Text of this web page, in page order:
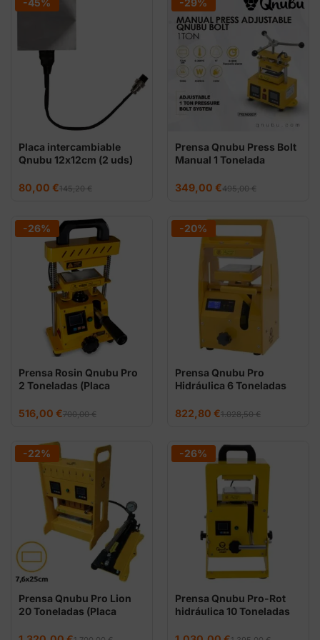
hasta
259,00 €
Placa intercambiable
Qnubu 12x12cm (2 uds)
145,20€
El
precio
145,20 €.
80,00 €
El
precio
80,00 €.
Prensa Qnubu Press Bolt
Manual 1 Tonelada
495,00€
El
precio
495,00 €.
349,00 €
El
precio
349,00 €.
-26%
Prensa Rosin Qnubu Pro
2 Toneladas (Placa
700,00€
El
precio
700,00 €.
516,00 €
El
precio
516,00 €.
-20%
Prensa Qnubu Pro
Hidráulica 6 Toneladas
1.028,50€
El
precio
1.028,50 €.
822,80 €
El
precio
822,80 €.
-22%
Prensa Qnubu Pro Lion
20 Toneladas (Placa
El
El
-26%
Prensa Qnubu Pro-Rot
hidráulica 10 Toneladas
El
El